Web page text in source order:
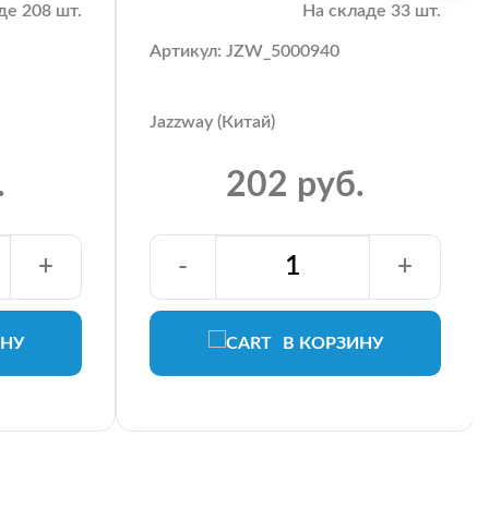
208 шт.
+
На складе 33 шт.
Артикул: JZW_5000940
Jazzway (Китай)
202 руб.
В КОРЗИНУ
- +